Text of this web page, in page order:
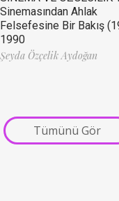
Sinemasından Ahlak
Felsefesine Bir Bakış
1990
Şeyda Özçelik Aydoğan
Tümünü Gör